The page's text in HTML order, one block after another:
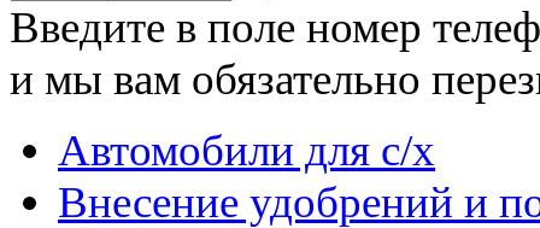
Введите в поле номер
и мы вам обязательно
Автомобили для с/х
Внесение удобрений и